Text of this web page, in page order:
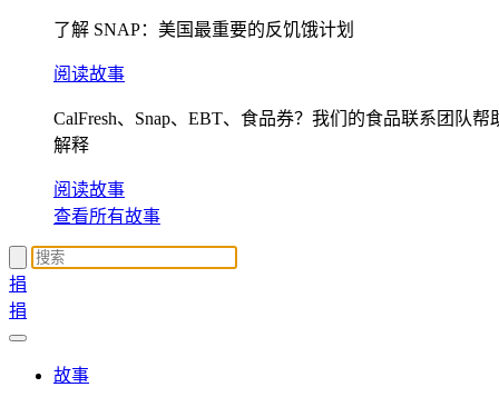
了解 SNAP：美国最重要的反饥饿计划
阅读故事
CalFresh、Snap、EBT、食品券？我们的食品联系团队帮
解释
阅读故事
查看所有故事
捐
捐
故事